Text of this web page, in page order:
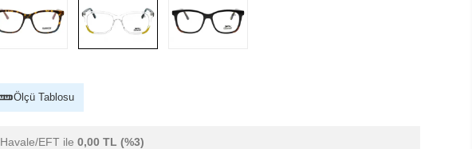
Ölçü Tablosu
Havale/EFT ile 0,00 TL (%3)